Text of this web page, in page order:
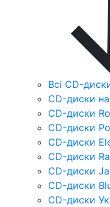
Всі CD-
CD-диски
CD-диски
CD-диски
CD-диски
CD-диски
CD-диски
CD-диски
CD-диски